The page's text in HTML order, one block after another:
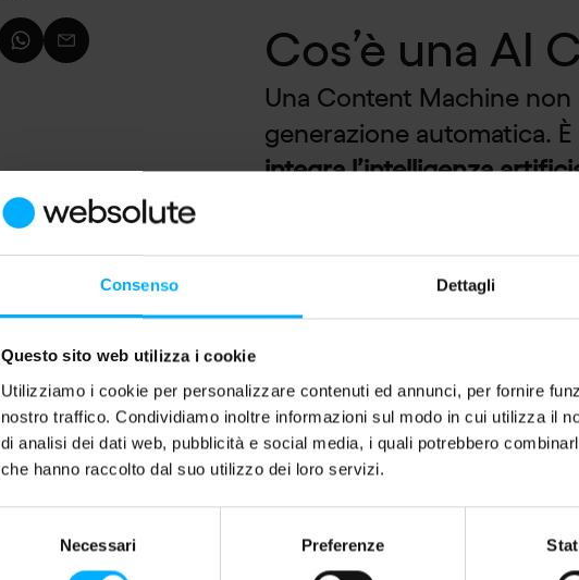
Consenso Dettagli
Questo sito web utilizza i cookie
Utilizziamo i cookie per personalizzare contenuti ed annunci, per fornire
nostro traffico. Condividiamo inoltre informazioni sul modo in cui utilizza il
di analisi dei dati web, pubblicità e social media, i quali potrebbero
che hanno raccolto dal suo utilizzo dei loro servizi.
Necessari Preferenze
Cos’è una AI
Una Content Machine
generazione automatica. È
integra l’intelligenza
Il suo cuore è ildataset
regole, glossario e mental
voce, stile e coerenza
Grazie a un’architettura
(schede prodotto,